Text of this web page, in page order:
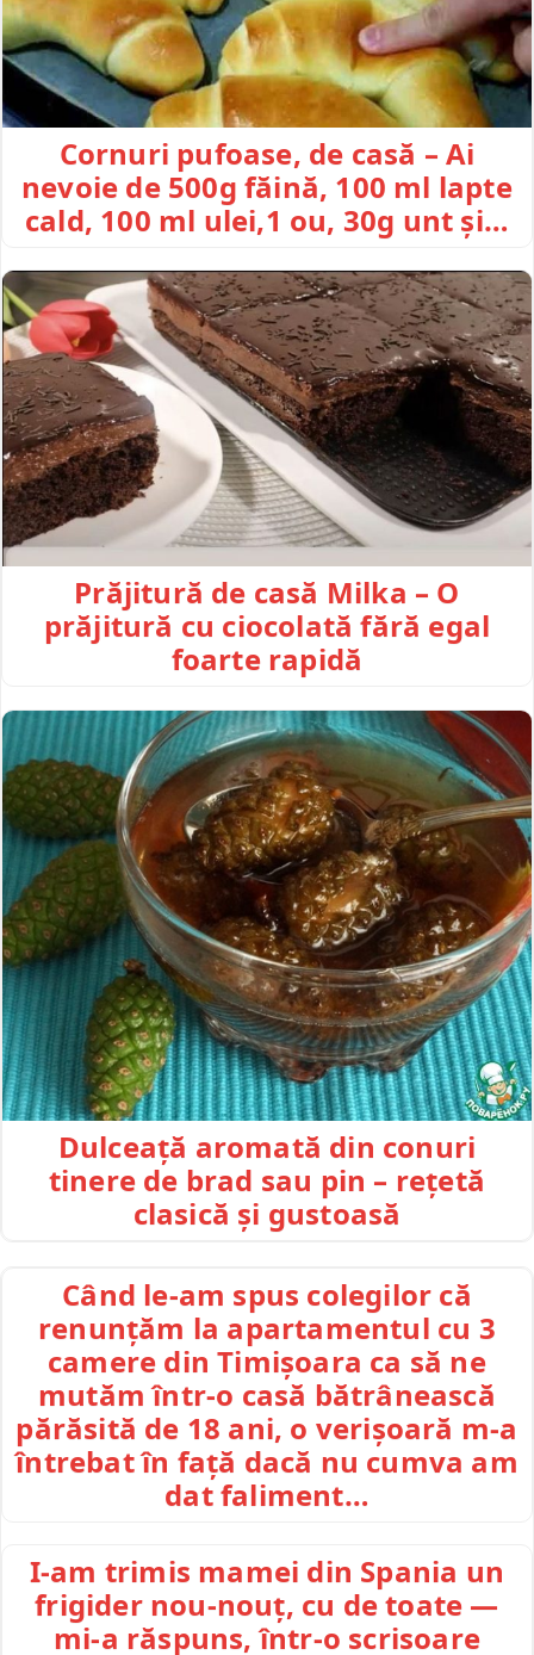
Cornuri pufoase, de casă – Ai
nevoie de 500g făină, 100 ml lapte
cald, 100 ml ulei,1 ou, 30g unt și…
Prăjitură de casă Milka – O
prăjitură cu ciocolată fără egal
foarte rapidă
Dulceață aromată din conuri
tinere de brad sau pin – rețetă
clasică și gustoasă
Când le-am spus colegilor că
renunțăm la apartamentul cu 3
camere din Timișoara ca să ne
mutăm într-o casă bătrânească
părăsită de 18 ani, o verișoară m-a
întrebat în față dacă nu cumva am
dat faliment…
I-am trimis mamei din Spania un
frigider nou-nouț, cu de toate —
mi-a răspuns, într-o scrisoare